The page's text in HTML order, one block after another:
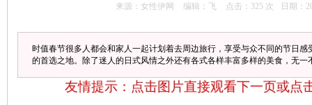
来源：女性伊网 编辑：飞 点击： 325 次 日期：
时值春节很多人都会和家人一起计划着去周边旅行，享受与众不同的节日
的首选之地。除了迷人的日式风情之外还有各式各样丰富多样的美食，无一
友情提示：点击图片直接观看下一页或点